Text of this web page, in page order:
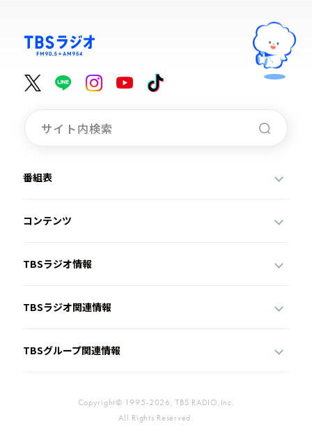
番組表
コンテンツ
TBSラジオ情報
TBSラジオ関連情報
TBSグループ関連情報
Copyright© 1995-2026, TBS RADIO,Inc.
All Rights Reserved.